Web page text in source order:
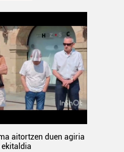
aitortzen duen agiria